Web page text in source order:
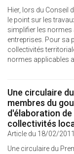
Hier, lors du Conseil
le point sur les
simplifier les
entreprises. Pour sa
collectivités
normes applicables
Une circulaire
membres du
d'élaboration
collectivités
Article du 18/02/2011
Une circulaire du